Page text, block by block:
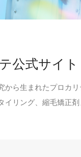
公式サイト
から生まれたプロカ
イリング、縮毛矯正